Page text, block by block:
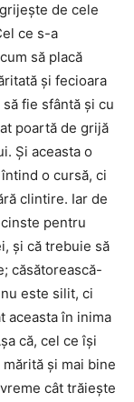
de cele
ce s-a
să placă
şi fecioara
fie sfântă şi cu
poartă de grijă
Şi aceasta o
o cursă, ci
clintire. Iar de
pentru
şi că trebuie să
căsătorească-
este silit, ci
aceasta în inima
că, cel ce îşi
şi mai bine
cât trăieşte